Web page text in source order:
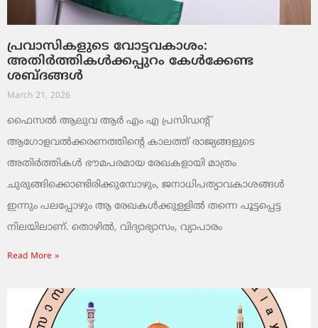
പ്രവാസികളുടെ വോട്ടവകാശം:
അതിർത്തികൾക്കപ്പുറം കേൾക്കേണ്ട
ശബ്ദങ്ങൾ
March 21, 2026
ഫൈസൽ ആലുവ ആർ എം എ പ്രസിഡന്റ്
ആഗോളവൽക്കരണത്തിന്റെ കാലത്ത് രാജ്യങ്ങളുടെ
അതിർത്തികൾ ഭൗമപരമായ രേഖകളായി മാത്രം
ചുരുങ്ങിക്കൊണ്ടിരിക്കുമ്പോഴും, ജനാധിപത്യാവകാശങ്ങൾ
ഇന്നും പലപ്പോഴും ആ രേഖകൾക്കുള്ളിൽ തന്നെ പൂട്ടപ്പെട്ട
നിലയിലാണ്. തൊഴിൽ, വിദ്യാഭ്യാസം, വ്യാപാരം
Read More »